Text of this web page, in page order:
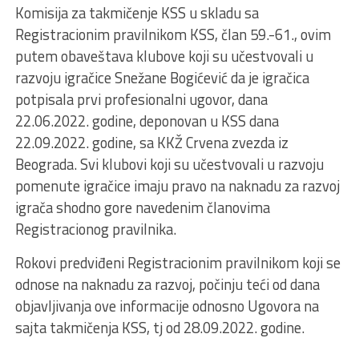
Komisija za takmičenje KSS u skladu sa
Registracionim pravilnikom KSS, član 59.-61., ovim
putem obaveštava klubove koji su učestvovali u
razvoju igračice Snežane Bogićević da je igračica
potpisala prvi profesionalni ugovor, dana
22.06.2022. godine, deponovan u KSS dana
22.09.2022. godine, sa KKŽ Crvena zvezda iz
Beograda. Svi klubovi koji su učestvovali u razvoju
pomenute igračice imaju pravo na naknadu za razvoj
igrača shodno gore navedenim članovima
Registracionog pravilnika.
Rokovi predviđeni Registracionim pravilnikom koji se
odnose na naknadu za razvoj, počinju teći od dana
objavljivanja ove informacije odnosno Ugovora na
sajta takmičenja KSS, tj od 28.09.2022. godine.